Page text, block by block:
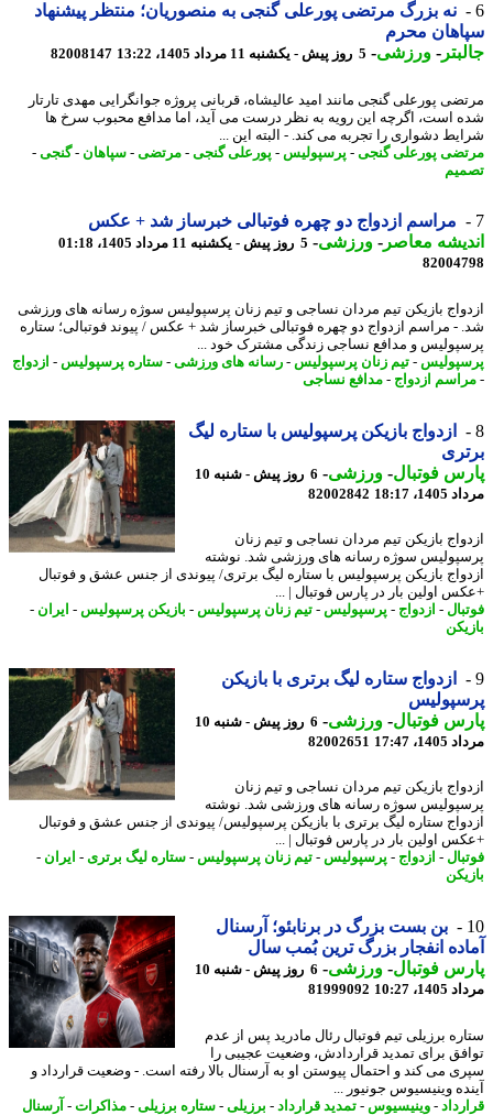
نه بزرگ مرتضی پورعلی گنجی به منصوریان؛ منتظر پیشنهاد
محرم
-ورزشی-5 روز پیش - یکشنبه 11 مرداد 1405، 13:22 82008147
پورعلی گنجی مانند امید عالیشاه، قربانی پروژه جوانگرایی مهدی تارتار
است، اگرچه این رویه به نظر درست می آید، اما مدافع محبوب سرخ ها
دشواری را تجربه می کند. - البته این ...
پورعلی گنجی-پرسپولیس-پورعلی گنجی-مرتضی-سپاهان-گنجی-
مراسم ازدواج دو چهره فوتبالی خبرساز شد + عکس
معاصر-ورزشی-5 روز پیش - یکشنبه 11 مرداد 1405، 01:18
بازیکن تیم مردان نساجی و تیم زنان پرسپولیس سوژه رسانه های ورزشی
- مراسم ازدواج دو چهره فوتبالی خبرساز شد + عکس / پیوند فوتبالی؛ ستاره
و مدافع نساجی زندگی مشترک خود ...
-تیم زنان پرسپولیس-رسانه های ورزشی -ستاره پرسپولیس-ازدواج
ازدواج -مدافع نساجی
ازدواج بازیکن پرسپولیس با ستاره لیگ
فوتبال-ورزشی-
6 روز پیش - شنبه 10
18:17
82002842
بازیکن تیم مردان نساجی و تیم زنان
سوژه رسانه های ورزشی شد. نوشته
بازیکن پرسپولیس با ستاره لیگ برتری/ پیوندی از جنس عشق و فوتبال
اولین بار در پارس فوتبال | ...
-ازدواج -پرسپولیس-تیم زنان پرسپولیس-بازیکن پرسپولیس-ایران -
ازدواج ستاره لیگ برتری با بازیکن
فوتبال-ورزشی-
6 روز پیش - شنبه 10
17:47
82002651
بازیکن تیم مردان نساجی و تیم زنان
سوژه رسانه های ورزشی شد. نوشته
ستاره لیگ برتری با بازیکن پرسپولیس/ پیوندی از جنس عشق و فوتبال
اولین بار در پارس فوتبال | ...
-ازدواج -پرسپولیس-تیم زنان پرسپولیس-ستاره لیگ برتری - ایران -
بن بست بزرگ در برنابئو؛ آرسنال
انفجار بزرگ ترین بُمب سال
فوتبال-ورزشی-
6 روز پیش - شنبه 10
10:27
81999092
برزیلی تیم فوتبال رئال مادرید پس از عدم
برای تمدید قراردادش، وضعیت عجیبی را
می کند و احتمال پیوستن او به آرسنال بالا رفته است. - وضعیت قرارداد و
وینیسیوس جونیور ...
-وینیسیوس-تمدید قرارداد -برزیلی-ستاره برزیلی-مذاکرات- آرسنال